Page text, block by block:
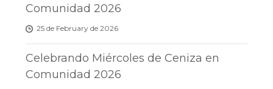
Comunidad 2026
25 de February de 2026
Celebrando Miércoles de Ceniza en
Comunidad 2026